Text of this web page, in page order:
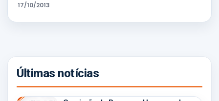
17/10/2013
Últimas notícias